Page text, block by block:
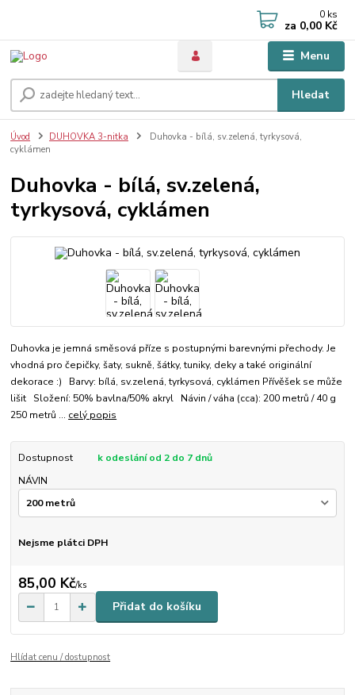
Menu
Hledat
0 ks
za 0,00 Kč
Úvod DUHOVKA 3-nitka
Duhovka - bílá, sv.zelená, tyrkysová,
cyklámen
Duhovka - bílá, sv.zelená,
tyrkysová, cyklámen
Duhovka je jemná směsová příze s postupnými barevnými přechody. Je
vhodná pro čepičky, šaty, sukně, šátky, tuniky, deky a také originální
dekorace :) Barvy: bílá, sv.zelená, tyrkysová, cyklámen Přívěšek se může
lišit Složení: 50% bavlna/50% akryl Návin / váha (cca): 200 metrů / 40 g
250 metrů ... celý popis
Dostupnost
k odeslání od 2 do 7 dnů
NÁVIN
Nejsme plátci DPH
85,00 Kč/ks
Přidat do košíku
Hlídat cenu / dostupnost